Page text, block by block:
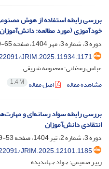
بررسی رابطه استفاده از هوش
خودآموزی (مورد مطالعه:
دوره 3، شماره 3، مهر 1404، صفحه
65-90
JRIM.2025.11934.1171
عباس رمضانی؛ معصومه شریفی
مشاهده مقاله
اصل مقاله 1.4 M
بررسی رابطه سواد رسانه‌ای و
انتقادی دانش‌آموزان
دوره 3، شماره 2، تیر 1404، صفحه
53-69
JRIM.2025.12101.1185
زبیر صمیمی؛ جواد جهاندیده